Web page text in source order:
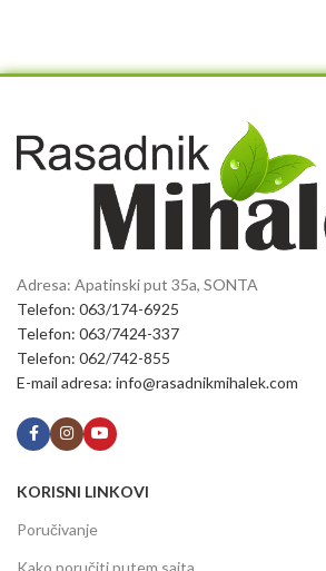
Adresa: Apatinski put 35a, SONTA
Telefon: 063/174-6925
Telefon: 063/7424-337
Telefon: 062/742-855
E-mail adresa: info@rasadnikmihalek.com
KORISNI LINKOVI
Poručivanje
Kako poručiti putem sajta